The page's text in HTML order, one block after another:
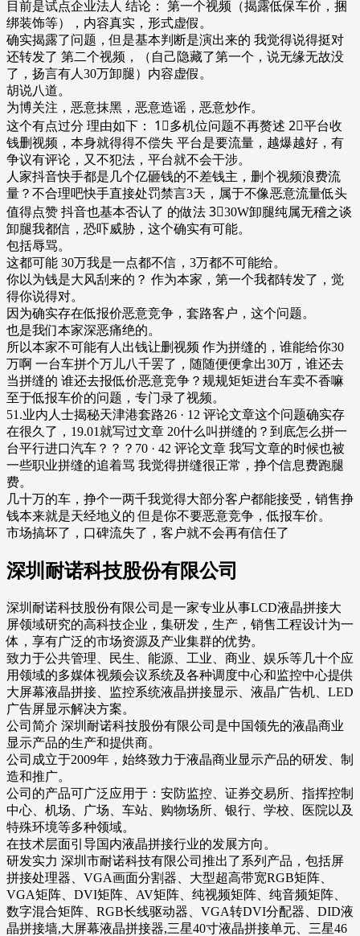
目前是试点企业法人 结论： 第一个视频（揭露低保车价，捆
绑装饰等），内容真实，形式虚假。
确实揭露了问题，但是基本判断是演出来的 我觉得说得挺对
还转发了 第二个视频，（自己隐藏了第一个，说无缘无故没
了，扬言有人30万卸腿）内容虚假。
胡说八道。
为博关注，恶意抹黑，恶意造谣，恶意炒作。
这个有点过分 理由如下： 1⃣️多机位问题不再赘述 2⃣️平台收
钱删视频，本身就得得不偿失 平台是要流量，越爆越好，有
争议有评论，又不犯法，平台就不会干涉。
人家抖音快手都是几个亿砸钱的不差钱主，删个视频浪费流
量？不合理吧快手直接处罚禁言3天，属于不像恶意流量低头
值得点赞 抖音也基本否认了 的做法 3⃣️30W卸腿纯属无稽之谈
卸腿我都信，恐吓威胁，这个确实有可能。
包括辱骂。
这都可能 30万我是一点都不信，3万都不可能给。
你以为钱是大风刮来的？ 作为本家，第一个我都转发了，觉
得你说得对。
因为确实存在低报价恶意竞争，套路客户，这个问题。
也是我们本家深恶痛绝的。
所以本家不可能有人出钱让删视频 作为拼缝的，谁能给你30
万啊 一台车拼个万儿八千罢了，随随便便拿出30万，谁还去
当拼缝的 谁还去报低价恶意竞争？规规矩矩进台车卖不香嘛
至于低报车价的问题，专门录了视频。
51.业内人士揭秘天津港套路26 · 12 评论文章这个问题确实存
在很久了，19.01就写过文章 20什么叫拼缝的？到底怎么拼一
台平行进口汽车？？？70 · 42 评论文章 我写文章的时候也被
一些职业拼缝的追着骂 我觉得拼缝很正常，挣个信息费跑腿
费。
几十万的车，挣个一两千我觉得大部分客户都能接受，销售挣
钱本来就是天经地义的 但是你不要恶意竞争，低报车价。
市场搞坏了，口碑流失了，客户就不会再有信任了
深圳耐诺科技股份有限公司
深圳耐诺科技股份有限公司是一家专业从事LCD液晶拼接大
屏领域研究的高科技企业，集研发，生产，销售工程设计为一
体，享有广泛的市场资源及产业集群的优势。
致力于公共管理、民生、能源、工业、商业、娱乐等几十个应
用领域的多媒体视频会议系统及各种调度中心和监控中心提供
大屏幕液晶拼接、监控系统液晶拼接显示、液晶广告机、LED
广告屏显示解决方案。
公司简介 深圳耐诺科技股份有限公司是中国领先的液晶商业
显示产品的生产和提供商。
公司成立于2009年，始终致力于液晶商业显示产品的研发、制
造和推广。
公司的产品可广泛应用于：安防监控、证券交易所、指挥控制
中心、机场、广场、车站、购物场所、银行、学校、医院以及
特殊环境等多种领域。
在技术层面引导国内液晶拼接行业的发展方向。
研发实力 深圳市耐诺科技有限公司推出了系列产品，包括屏
拼接处理器、VGA画面分割器、大型超高带宽RGB矩阵、
VGA矩阵、DVI矩阵、AV矩阵、纯视频矩阵、纯音频矩阵、
数字混合矩阵、RGB长线驱动器、VGA转DVI分配器、DID液
晶拼接墙,大屏幕液晶拼接器,三星40寸液晶拼接单元、三星46